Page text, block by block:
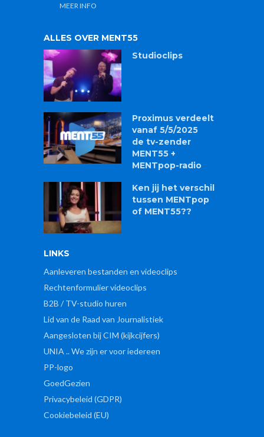
MEER INFO
ALLES OVER MENT55
Studioclips
Proximus verdeelt
vanaf 5/5/2025
de tv-zender
MENT55 +
MENTpop-radio
Ken jij het verschil
tussen MENTpop
of MENT55??
LINKS
Aanleveren bestanden en videoclips
Rechtenformulier videoclips
B2B / TV-studio huren
Lid van de Raad van Journalistiek
Aangesloten bij CIM (kijkcijfers)
UNIA .. We zijn er voor iedereen
PP-logo
GoedGezien
Privacybeleid (GDPR)
Cookiebeleid (EU)